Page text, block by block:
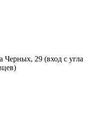
Черных, 29 (вход с угла